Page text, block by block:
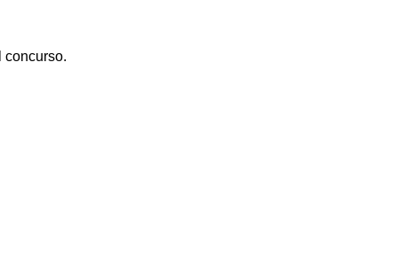
concurso.